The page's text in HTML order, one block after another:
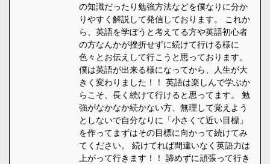
の知識だったり勉強方法などを僕なりに分か
りやすく解説して発信しております。 これか
ら、英語を学ぼうと考えてる方や英語初心者
の方なんかが挫折せずに続けて行ける様に
色々とお伝えして行こうと思っております。
僕は英語が出来る様になってから、人生が大
きく変わりました！！ 英語は楽しんで学ぶか
らこそ、長く続けて行けると思ってます。 勉
強がなかなか続かない方、無理して覚えよう
としないで自分なりに「小さくて近い目標」
を作ってまずはその目標に向かって続けてみ
てください。 続けてれば間違いなく英語力は
上がって行きます！！ 諦めずに頑張って行き